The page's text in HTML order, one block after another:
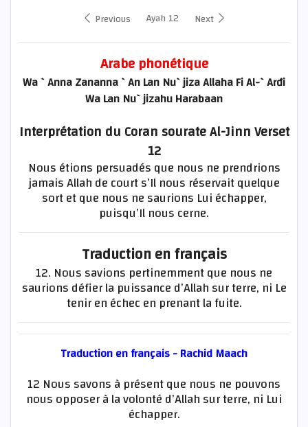
Previous
Ayah 12 Next
Arabe phonétique
Wa `Anna Zananna `An Lan Nu`jiza Allaha Fi Al-`Arđi
Wa Lan Nu`jizahu Harabaan
Interprétation du Coran sourate Al-Jinn Verset
12
Nous étions persuadés que nous ne prendrions
jamais Allah de court s’Il nous réservait quelque
sort et que nous ne saurions Lui échapper,
puisqu’Il nous cerne.
Traduction en français
12. Nous savions pertinemment que nous ne
saurions défier la puissance d’Allah sur terre, ni Le
tenir en échec en prenant la fuite.
Traduction en français - Rachid Maach
12 Nous savons à présent que nous ne pouvons
nous opposer à la volonté d’Allah sur terre, ni Lui
échapper.